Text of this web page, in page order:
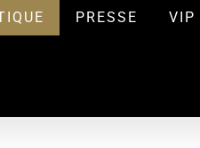
PRESSE VIP